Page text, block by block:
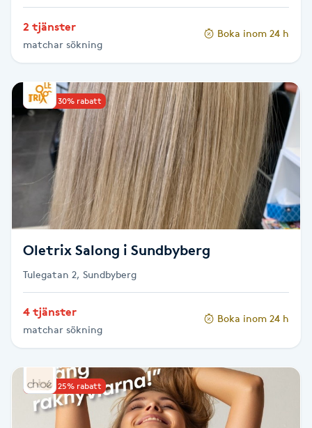
Spa-pedikyr
Spraytan
Stylist
Sugaring
Svensk massage
Svettbehandling
T
Tuina-massage
Tandblekning
Tandläkare
Tatuering
2 tjänster
matchar sökning
Boka inom 24 h
Upp till 30% rabatt
Oletrix Salong i Sundbyberg
Tulegatan 2, Sundbyberg
4 tjänster
matchar sökning
Boka inom 24 h
Upp till 25% rabatt